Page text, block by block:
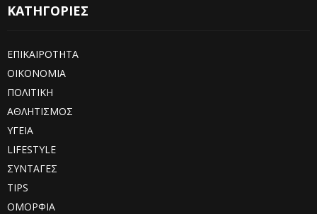
ΚΑΤΗΓΟΡΙΕΣ
ΕΠΙΚΑΙΡΟΤΗΤΑ
ΟΙΚΟΝΟΜΙΑ
ΠΟΛΙΤΙΚΗ
ΑΘΛΗΤΙΣΜΟΣ
ΥΓΕΙΑ
LIFESTYLE
ΣΥΝΤΑΓΕΣ
TIPS
ΟΜΟΡΦΙΑ